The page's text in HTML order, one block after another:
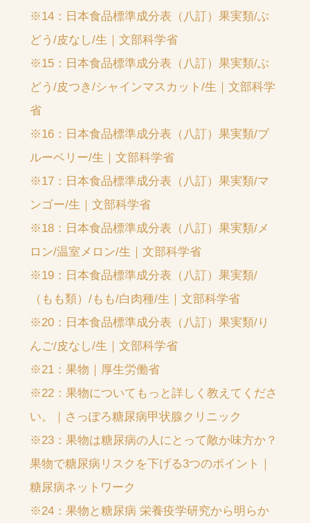
※14：日本食品標準成分表（八訂）果実類/ぶ
どう/皮なし/生｜文部科学省
※15：日本食品標準成分表（八訂）果実類/ぶ
どう/皮つき/シャインマスカット/生｜文部科学
省
※16：日本食品標準成分表（八訂）果実類/ブ
ルーベリー/生｜文部科学省
※17：日本食品標準成分表（八訂）果実類/マ
ンゴー/生｜文部科学省
※18：日本食品標準成分表（八訂）果実類/メ
ロン/温室メロン/生｜文部科学省
※19：日本食品標準成分表（八訂）果実類/
（もも類）/もも/白肉種/生｜文部科学省
※20：日本食品標準成分表（八訂）果実類/り
んご/皮なし/生｜文部科学省
※21：果物｜厚生労働省
※22：果物についてもっと詳しく教えてくださ
い。｜さっぽろ糖尿病甲状腺クリニック
※23：果物は糖尿病の人にとって敵か味方か？
果物で糖尿病リスクを下げる3つのポイント｜
糖尿病ネットワーク
※24：果物と糖尿病 栄養疫学研究から明らか